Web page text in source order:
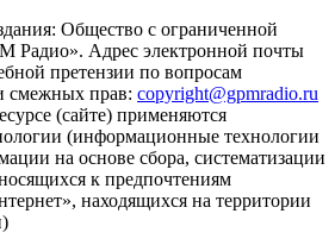
Общество с ограниченной
Радио». Адрес электронной почты
претензии по вопросам
смежных прав: copyright@gpmradio.ru
(сайте) применяются
(информационные технологии
на основе сбора, систематизации
к предпочтениям
находящихся на территории